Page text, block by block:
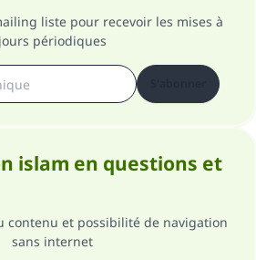
liste pour recevoir les mises à
jours périodiques
islam en questions et
contenu et possibilité de navigation
sans internet